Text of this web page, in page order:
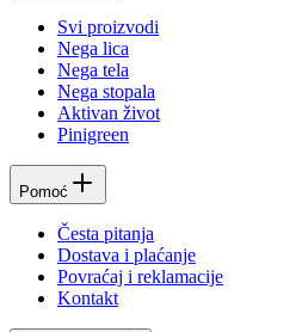
Svi proizvodi
Nega lica
Nega tela
Nega stopala
Aktivan život
Pinigreen
Pomoć
Česta pitanja
Dostava i plaćanje
Povraćaj i reklamacije
Kontakt